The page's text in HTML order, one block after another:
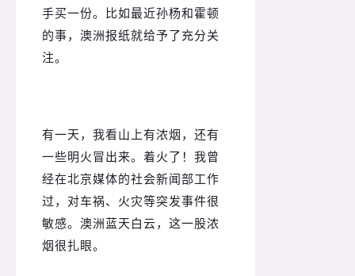
手买一份。
比如最近孙杨和霍顿
的事，澳洲报纸就给予了充分关
注。
有一天，我看山上有浓烟，还有
一些明火冒出来。 着火了！ 我曾
经在北京媒体的社会新闻部工作
过，对车祸、火灾等突发事件很
敏感。 澳洲蓝天白云，这一股浓
烟很扎眼。